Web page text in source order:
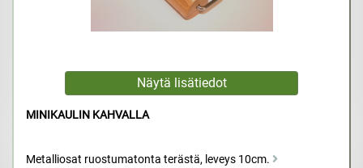
MINIKAULIN KAHVALLA
Metalliosat ruostumatonta terästä, leveys 10cm.